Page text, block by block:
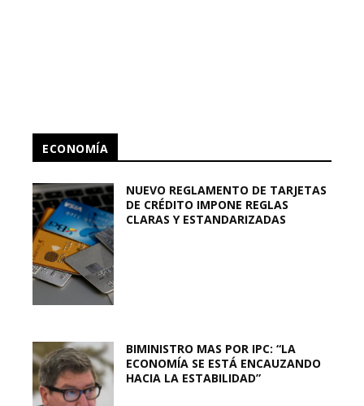
ECONOMÍA
NUEVO REGLAMENTO DE TARJETAS
DE CRÉDITO IMPONE REGLAS
CLARAS Y ESTANDARIZADAS
BIMINISTRO MAS POR IPC: “LA
ECONOMÍA SE ESTÁ ENCAUZANDO
HACIA LA ESTABILIDAD”